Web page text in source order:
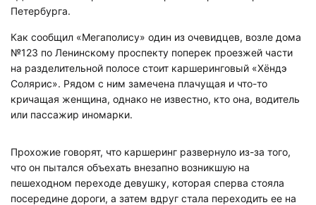
Петербурга.
Как сообщил «Мегаполису» один из очевидцев, возле дома
№123 по Ленинскому проспекту поперек проезжей части
на разделительной полосе стоит каршеринговый «Хёндэ
Солярис». Рядом с ним замечена плачущая и что-то
кричащая женщина, однако не известно, кто она, водитель
или пассажир иномарки.
Прохожие говорят, что каршеринг развернуло из-за того,
что он пытался объехать внезапно возникшую на
пешеходном переходе девушку, которая сперва стояла
посередине дороги, а затем вдруг стала переходить ее на